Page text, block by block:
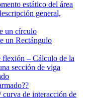
estático del área
general,
un círculo
un Rectángulo
flexión – Cálculo de la
sección de viga
curva de interacción de